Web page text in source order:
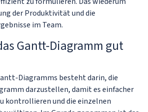
der Produktivität und die
im Team.
Gantt-Diagramm gut
Diagramms besteht darin, die
darzustellen, damit es einfacher
kontrollieren und die einzelnen